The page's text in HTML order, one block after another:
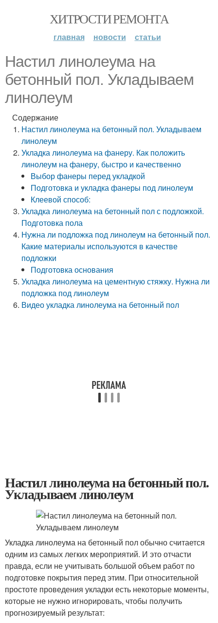
ХИТРОСТИ РЕМОНТА
главная новости статьи
Настил линолеума на
бетонный пол. Укладываем
линолеум
Содержание
Настил линолеума на бетонный пол. Укладываем
линолеум
Укладка линолеума на фанеру. Как положить
линолеум на фанеру, быстро и качественно
Выбор фанеры перед укладкой
Подготовка и укладка фанеры под линолеум
Клеевой способ:
Укладка линолеума на бетонный пол с подложкой.
Подготовка пола
Нужна ли подложка под линолеум на бетонный пол.
Какие материалы используются в качестве
подложки
Подготовка основания
Укладка линолеума на цементную стяжку. Нужна ли
подложка под линолеум
Видео укладка линолеума на бетонный пол
Настил линолеума на бетонный пол.
Укладываем линолеум
Укладка линолеума на бетонный пол обычно считается
одним из самых легких мероприятий. И это отчасти
правда, если не учитывать большой объем работ по
подготовке покрытия перед этим. При относительной
простоте проведения укладки есть некоторые моменты,
которые не нужно игнорировать, чтобы получить
прогнозируемый результат: